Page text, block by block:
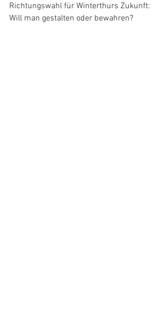
Richtungswahl für Winterthurs Zukunft:
Will man gestalten oder bewahren?